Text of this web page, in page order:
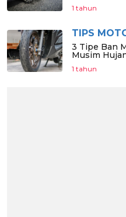
1 tahun
TIPS
3 Tipe Ban
Musim
1 tahun